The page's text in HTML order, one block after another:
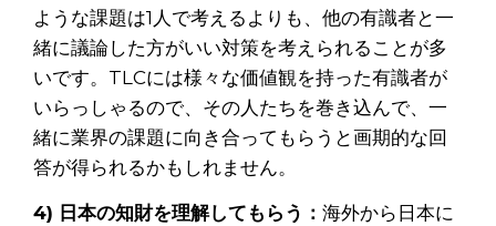
ような課題は1人で考えるよりも、他の有識者と一
緒に議論した方がいい対策を考えられることが多
いです。TLCには様々な価値観を持った有識者が
いらっしゃるので、その人たちを巻き込んで、一
緒に業界の課題に向き合ってもらうと画期的な回
答が得られるかもしれません。
4) 日本の知財を理解してもらう： 海外から日本に